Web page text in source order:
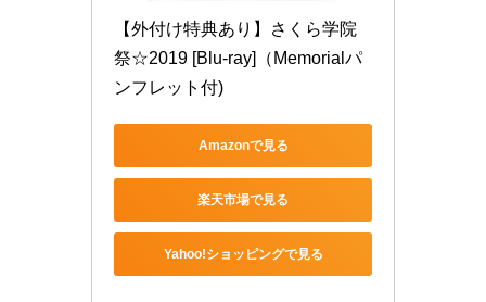
【外付け特典あり】さくら学院
祭☆2019 [Blu-ray]（Memorialパ
ンフレット付)
Amazonで見る
楽天市場で見る
Yahoo!ショッピングで見る